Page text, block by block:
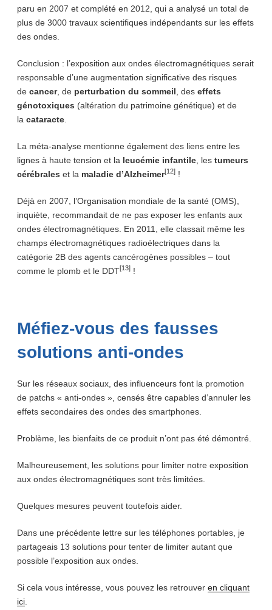
paru en 2007 et complété en 2012, qui a analysé un total de
plus de 3000 travaux scientifiques indépendants sur les effets
des ondes.
Conclusion : l’exposition aux ondes électromagnétiques serait
responsable d’une augmentation significative des risques
de cancer, de perturbation du sommeil , des effets
génotoxiques (altération du patrimoine génétique) et de
la cataracte
La méta-analyse mentionne également des liens entre les
lignes à haute tension et la leucémie infantile , les tumeurs
cérébrales et la maladie d’Alzheimer[12] !
Déjà en 2007, l’Organisation mondiale de la santé (OMS),
inquiète, recommandait de ne pas exposer les enfants aux
ondes électromagnétiques. En 2011, elle classait même les
champs électromagnétiques radioélectriques dans la
catégorie 2B des agents cancérogènes possibles – tout
comme le plomb et le DDT[13] !
Méfiez-vous des fausses
solutions anti-ondes
Sur les réseaux sociaux, des influenceurs font la promotion
de patchs « anti-ondes », censés être capables d’annuler les
effets secondaires des ondes des smartphones.
Problème, les bienfaits de ce produit n’ont pas été démontré.
Malheureusement, les solutions pour limiter notre exposition
aux ondes électromagnétiques sont très limitées.
Quelques mesures peuvent toutefois aider.
Dans une précédente lettre sur les téléphones portables, je
partageais 13 solutions pour tenter de limiter autant que
possible l’exposition aux ondes.
Si cela vous intéresse, vous pouvez les retrouver en cliquant
ici